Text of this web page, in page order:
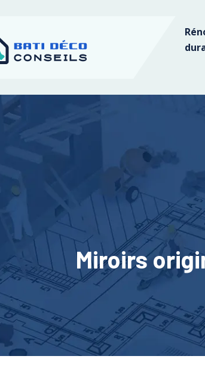
Miroirs